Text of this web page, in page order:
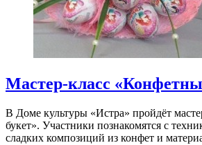
Мастер-класс
В Доме культуры «Истра» пройдёт
букет». Участники познакомятся с
сладких композиций из конфет и